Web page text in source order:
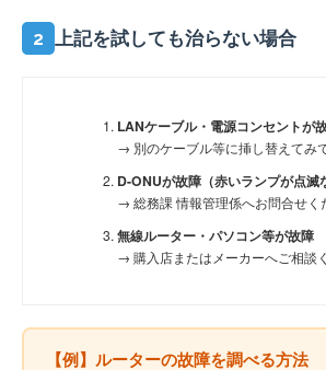
2 上記を試しても治らない場合
LANケーブル・電源コンセントが
→ 別のケーブル等に挿し替えてみ
D-ONUが故障（赤いランプが点滅
→ 総務課 情報管理係へお問合せく
無線ルーター・パソコン等が故障
→ 購入店またはメーカーへご相談く
【例】ルーターの故障を調べる方法